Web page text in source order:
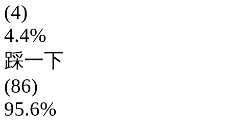
(4)
4.4%
踩一下
(86)
95.6%